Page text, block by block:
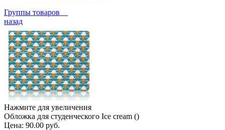
Группы товаров
назад
Нажмите для увеличения
Обложка для студенческого Ice cream ()
Цена: 90.00 руб.